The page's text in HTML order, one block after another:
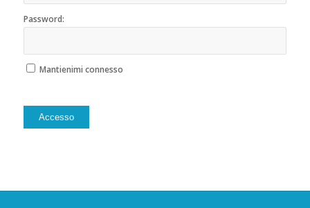
Password:
Mantienimi connesso
Accesso